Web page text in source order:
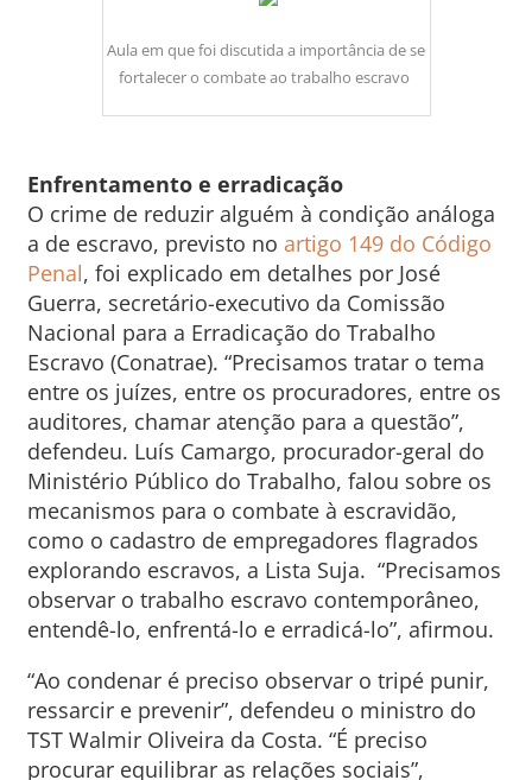
Aula em que foi discutida a importância de se
fortalecer o combate ao trabalho escravo
Enfrentamento e erradicação
O crime de reduzir alguém à condição análoga
a de escravo, previsto no artigo 149 do Código
Penal, foi explicado em detalhes por José
Guerra, secretário-executivo da Comissão
Nacional para a Erradicação do Trabalho
Escravo (Conatrae). “Precisamos tratar o tema
entre os juízes, entre os procuradores, entre os
auditores, chamar atenção para a questão”,
defendeu. Luís Camargo, procurador-geral do
Ministério Público do Trabalho, falou sobre os
mecanismos para o combate à escravidão,
como o cadastro de empregadores flagrados
explorando escravos, a Lista Suja. “Precisamos
observar o trabalho escravo contemporâneo,
entendê-lo, enfrentá-lo e erradicá-lo”, afirmou.
“Ao condenar é preciso observar o tripé punir,
ressarcir e prevenir”, defendeu o ministro do
TST Walmir Oliveira da Costa. “É preciso
procurar equilibrar as relações sociais”,